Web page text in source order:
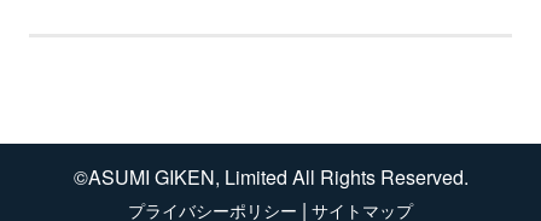
©ASUMI GIKEN, Limited All Rights Reserved.
プライバシーポリシー | サイトマップ